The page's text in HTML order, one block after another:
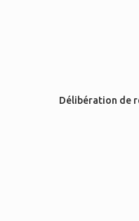
Délibération de